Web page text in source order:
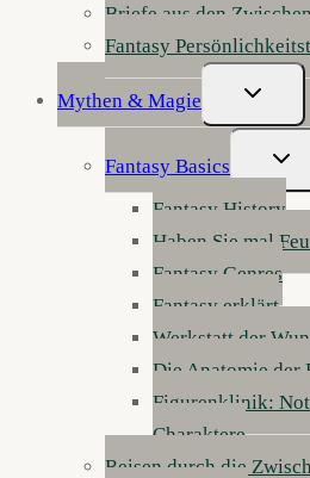
Briefe aus den
Fantasy
Mythen & Magie
Fantasy Basics
Fantasy History
Haben Sie mal
Fantasy Genres
Fantasy erklärt
Werkstatt der
Die Anatomie der
Figurenklinik:
Charaktere
Reisen durch die